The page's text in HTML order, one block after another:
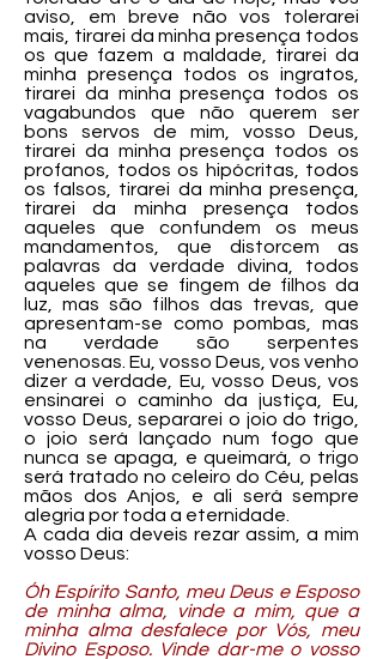
aviso, em breve não vos tolerarei
mais, tirarei da minha presença todos
os que fazem a maldade, tirarei da
minha presença todos os ingratos,
tirarei da minha presença todos os
vagabundos que não querem ser
bons servos de mim, vosso Deus,
tirarei da minha presença todos os
profanos, todos os hipócritas, todos
os falsos, tirarei da minha presença,
tirarei da minha presença todos
aqueles que confundem os meus
mandamentos, que distorcem as
palavras da verdade divina, todos
aqueles que se fingem de filhos da
luz, mas são filhos das trevas, que
apresentam-se como pombas, mas
na verdade são serpentes
venenosas. Eu, vosso Deus, vos venho
dizer a verdade, Eu, vosso Deus, vos
ensinarei o caminho da justiça, Eu,
vosso Deus, separarei o joio do trigo,
o joio será lançado num fogo que
nunca se apaga, e queimará, o trigo
será tratado no celeiro do Céu, pelas
mãos dos Anjos, e ali será sempre
alegria por toda a eternidade.
A cada dia deveis rezar assim, a mim
vosso Deus:
Óh Espírito Santo, meu Deus e Esposo
de minha alma, vinde a mim, que a
minha alma desfalece por Vós, meu
Divino Esposo. Vinde dar-me o vosso